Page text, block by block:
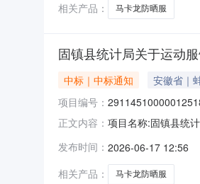
相关产品：
马卡龙防晒服
固镇县统计局关于运动
中标｜中标通知 安徽省｜
项目编号：
正文内容： 项目名称:固镇县统
镇县投资大厦9楼三
发布时间： 2026-06-17 12:56
相关产品：
马卡龙防晒服